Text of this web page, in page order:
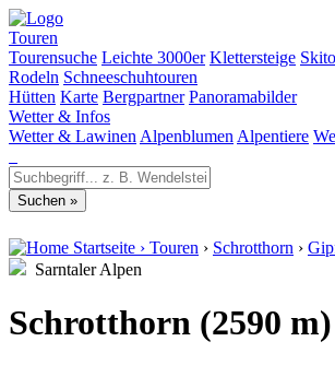
Touren
Tourensuche Leichte 3000er Klettersteige
Rodeln Schneeschuhtouren
Hütten Karte Bergpartner Panoramabilder
Wetter & Infos
Wetter & Lawinen Alpenblumen Alpentiere
Startseite › Touren › Schrotthorn ›
Sarntaler Alpen
Schrotthorn (2590 m)